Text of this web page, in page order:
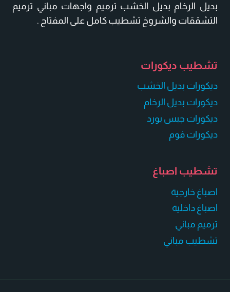
ديكورات
بديل الرخام بديل الخشب ترميم واجهات مباني ترميم
التشققات والشروخ تشطيب كامل على المفتاح .
تشطيب ديكورات
ديكورات بديل الخشب
ديكورات بديل الرخام
ديكورات جبس بورد
ديكورات فوم
تشطيب اصباغ
اصباغ خارجية
اصباغ داخلية
ترميم مباني
تشطيب مباني